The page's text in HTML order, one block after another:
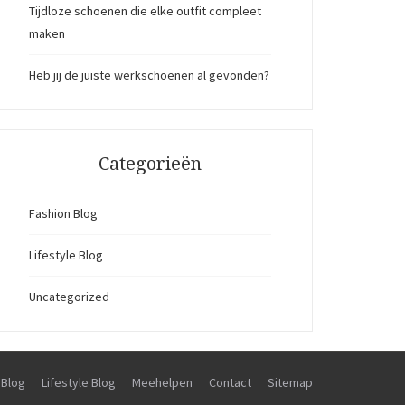
Tijdloze schoenen die elke outfit compleet
maken
Heb jij de juiste werkschoenen al gevonden?
Categorieën
Fashion Blog
Lifestyle Blog
Uncategorized
Lifestyle Blog Meehelpen Contact Sitemap